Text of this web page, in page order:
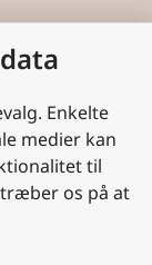
Enkelte
medier kan
til
os på at